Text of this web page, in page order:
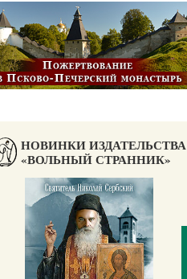
НОВИНКИ ИЗДАТЕЛЬСТВА
«ВОЛЬНЫЙ СТРАННИК»